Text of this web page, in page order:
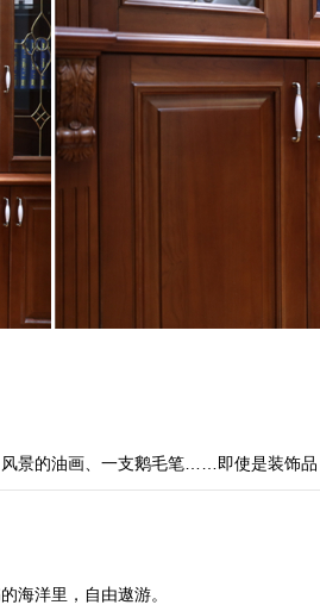
景的油画、一支鹅毛笔……即使是装饰
海洋里，自由遨游。